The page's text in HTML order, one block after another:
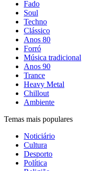
Fado
Soul
Techno
Clássico
Anos 80
Forró
Música tradicional
Anos 90
Trance
Heavy Metal
Chillout
Ambiente
Temas mais populares
Noticiário
Cultura
Desporto
Política